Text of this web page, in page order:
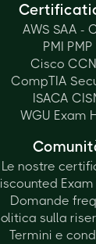
AWS SAA -
PMI PMP
Cisco
CompTIA
ISACA
WGU Exam
Le nostre
Domande
sulla
Termini e